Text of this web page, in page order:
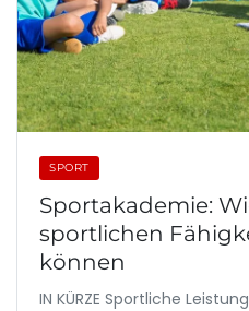
SPORT
Sportakademie:
sportlichen
können
IN KÜRZE Sportliche